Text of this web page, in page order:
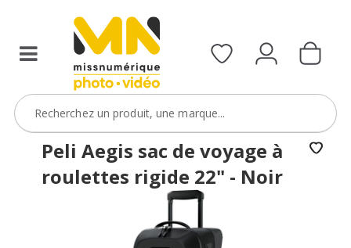
avec
FXVIDEO15
VOIR L'OFFRE
Peli Aegis sac de voyage à
roulettes rigide 22" - Noir